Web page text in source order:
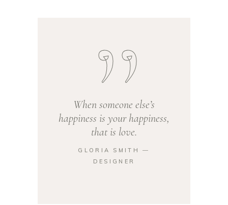
When someone else’s
happiness is your happiness,
that is love.
GLORIA SMITH ―
DESIGNER